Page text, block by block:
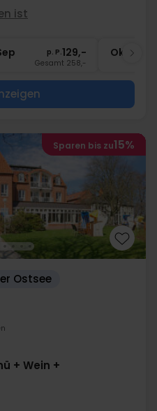
ist
p. P.129,-
Gesamt 258,-
Okt
Sparen bis zu15%
Ostsee
+ Wein +